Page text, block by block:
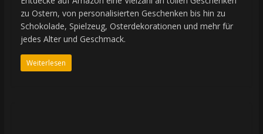
zu Ostern, von personalisierten Geschenken bis hin zu
Schokolade, Spielzeug, Osterdekorationen und mehr für
jedes Alter und Geschmack.
Weiterlesen